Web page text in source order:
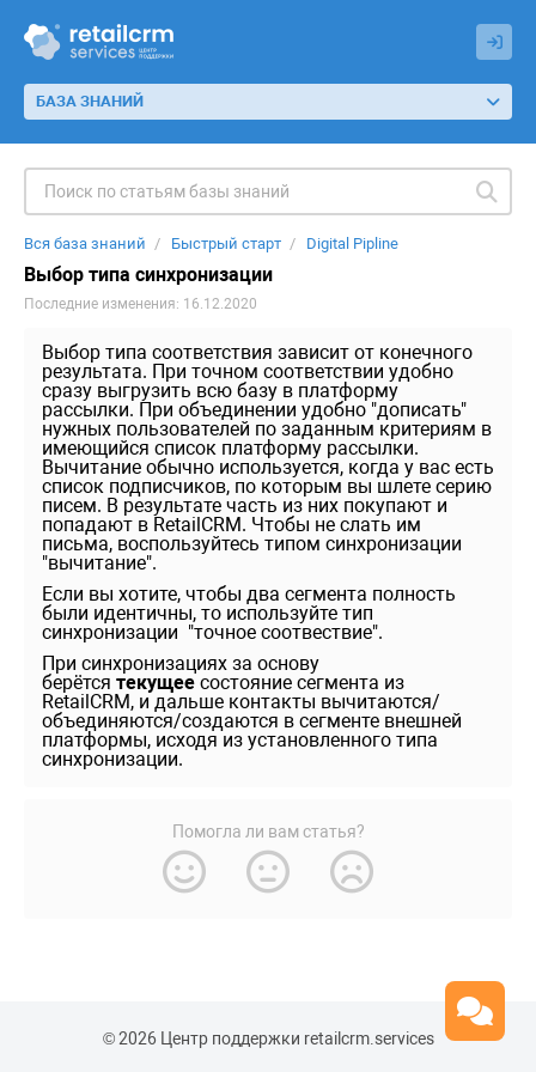
БАЗА ЗНАНИЙ
Вся база знаний Быстрый старт Digital Pipline
Выбор типа синхронизации
Последние изменения: 16.12.2020
Выбор типа соответствия зависит от конечного
результата. При точном соответствии удобно
сразу выгрузить всю базу в платформу
рассылки. При объединении удобно "дописать"
нужных пользователей по заданным критериям в
имеющийся список платформу рассылки.
Вычитание обычно используется, когда у вас есть
список подписчиков, по которым вы шлете серию
писем. В результате часть из них покупают и
попадают в RetailCRM. Чтобы не слать им
письма, воспользуйтесь типом синхронизации
"вычитание".
Если вы хотите, чтобы два сегмента полность
были идентичны, то используйте тип
синхронизации "точное соотвествие".
При синхронизациях за основу
берётся текущее состояние сегмента из
RetailCRM, и дальше контакты вычитаются/
объединяются/создаются в сегменте внешней
платформы, исходя из установленного типа
синхронизации.
Помогла ли вам статья?
© 2026 Центр поддержки retailcrm.services